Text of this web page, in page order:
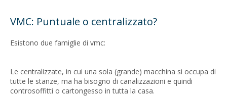
VMC: Puntuale o centralizzato?
Esistono due famiglie di vmc:
Le centralizzate, in cui una sola (grande) macchina si occupa di
tutte le stanze, ma ha bisogno di canalizzazioni e quindi
controsoffitti o cartongesso in tutta la casa.